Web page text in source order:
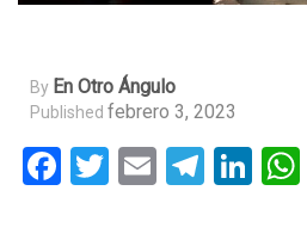
By En Otro Ángulo
Published febrero 3, 2023
Facebook
Twitter
Email